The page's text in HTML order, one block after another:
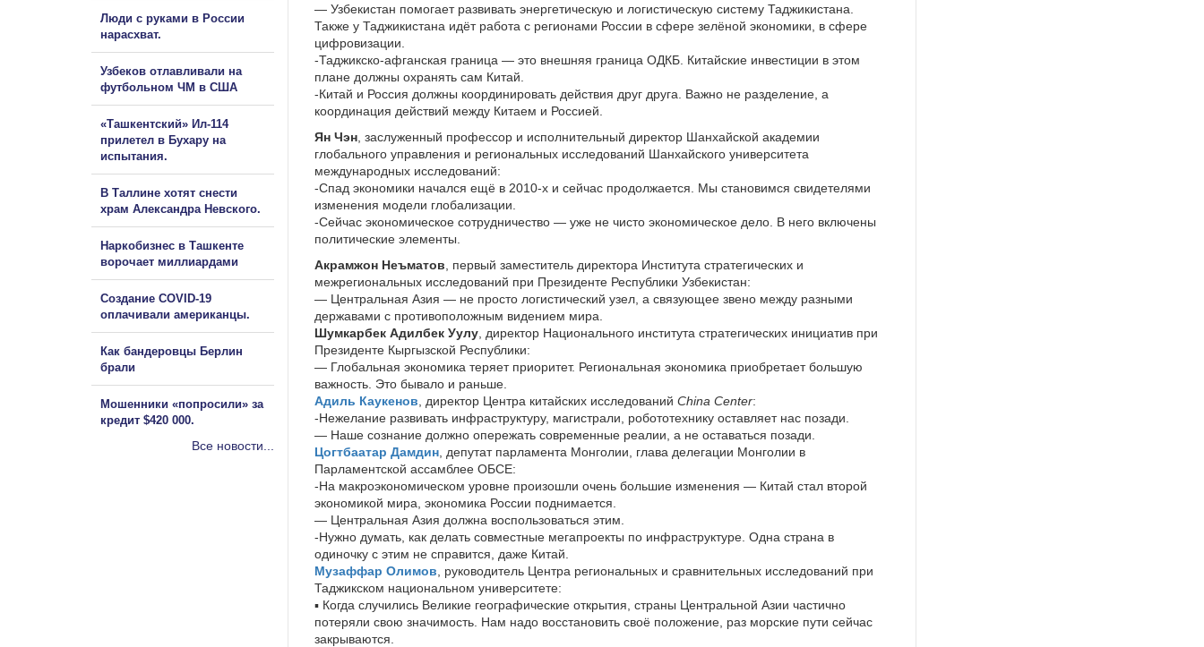
— Узбекистан помогает развивать энергетическую и логистическую систему Таджикистана.
Также у Таджикистана идёт работа с регионами России в сфере зелёной экономики, в сфере
цифровизации.
-Таджикско-афганская граница — это внешняя граница ОДКБ. Китайские инвестиции в этом
плане должны охранять сам Китай.
-Китай и Россия должны координировать действия друг друга. Важно не разделение, а
координация действий между Китаем и Россией.
Ян Чэн , заслуженный профессор и исполнительный директор Шанхайской академии
глобального управления и региональных исследований Шанхайского университета
международных исследований:
-Спад экономики начался ещё в 2010-х и сейчас продолжается. Мы становимся свидетелями
изменения модели глобализации.
-Сейчас экономическое сотрудничество — уже не чисто экономическое дело. В него включены
политические элементы.
Акрамжон Неъматов , первый заместитель директора Института стратегических и
межрегиональных исследований при Президенте Республики Узбекистан:
— Центральная Азия — не просто логистический узел, а связующее звено между разными
державами с противоположным видением мира.
Шумкарбек Адилбек Уулу , директор Национального института стратегических инициатив при
Президенте Кыргызской Республики:
— Глобальная экономика теряет приоритет. Региональная экономика приобретает большую
важность. Это бывало и раньше.
Адиль Каукенов , директор Центра китайских исследований China Center:
-Нежелание развивать инфраструктуру, магистрали, робототехнику оставляет нас позади.
— Наше сознание должно опережать современные реалии, а не оставаться позади.
Цогтбаатар Дамдин , депутат парламента Монголии, глава делегации Монголии в
Парламентской ассамблее ОБСЕ:
-На макроэкономическом уровне произошли очень большие изменения — Китай стал второй
экономикой мира, экономика России поднимается.
— Центральная Азия должна воспользоваться этим.
-Нужно думать, как делать совместные мегапроекты по инфраструктуре. Одна страна в
одиночку с этим не справится, даже Китай.
Музаффар Олимов , руководитель Центра региональных и сравнительных исследований при
Таджикском национальном университете:
▪️ Когда случились Великие географические открытия, страны Центральной Азии частично
потеряли свою значимость. Нам надо восстановить своё положение, раз морские пути сейчас
закрываются.
Люди с руками в России
нарасхват.
Узбеков отлавливали на
футбольном ЧМ в США
«Ташкентский» Ил-114
прилетел в Бухару на
испытания.
В Таллине хотят снести
храм Александра Невского.
Наркобизнес в Ташкенте
ворочает миллиардами
Создание COVID-19
оплачивали американцы.
Как бандеровцы Берлин
брали
Мошенники «попросили» за
кредит $420 000.
Все новости...